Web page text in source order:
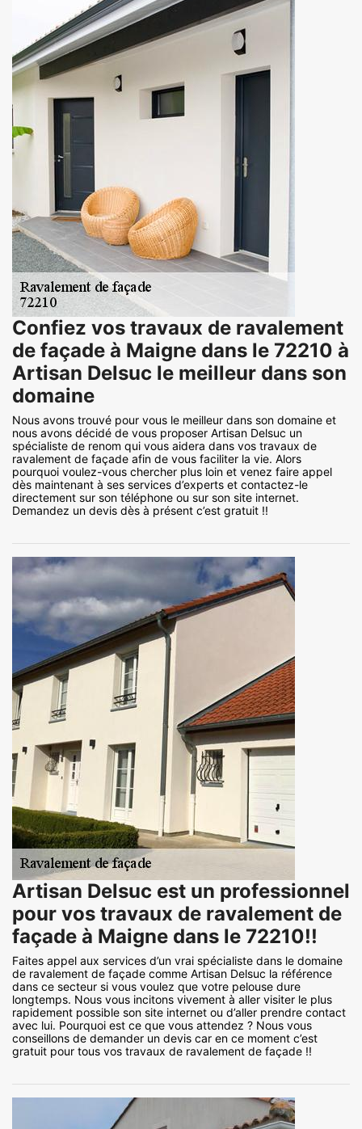
Confiez vos travaux de ravalement
de façade à Maigne dans le 72210 à
Artisan Delsuc le meilleur dans son
domaine
Nous avons trouvé pour vous le meilleur dans son domaine et
nous avons décidé de vous proposer Artisan Delsuc un
spécialiste de renom qui vous aidera dans vos travaux de
ravalement de façade afin de vous faciliter la vie. Alors
pourquoi voulez-vous chercher plus loin et venez faire appel
dès maintenant à ses services d’experts et contactez-le
directement sur son téléphone ou sur son site internet.
Demandez un devis dès à présent c’est gratuit !!
Artisan Delsuc est un professionnel
pour vos travaux de ravalement de
façade à Maigne dans le 72210!!
Faites appel aux services d’un vrai spécialiste dans le domaine
de ravalement de façade comme Artisan Delsuc la référence
dans ce secteur si vous voulez que votre pelouse dure
longtemps. Nous vous incitons vivement à aller visiter le plus
rapidement possible son site internet ou d’aller prendre contact
avec lui. Pourquoi est ce que vous attendez ? Nous vous
conseillons de demander un devis car en ce moment c’est
gratuit pour tous vos travaux de ravalement de façade !!